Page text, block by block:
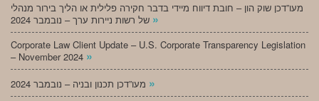
מעו”דכן שוק הון – חובת דיווח מיידי בדבר חקירה פלילית או הליך בירור מנהלי
»
Corporate Law Client Update – U.S. Corporate Transparency Legislation
– November 2024 »
»